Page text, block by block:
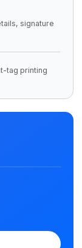
signature
tag printing